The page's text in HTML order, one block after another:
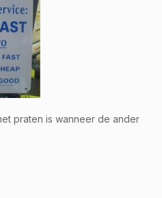
praten is wanneer de ander